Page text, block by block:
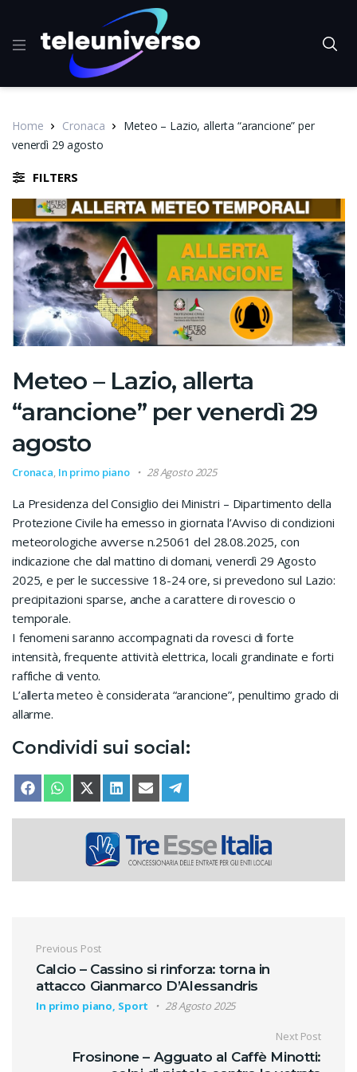
Home Cronaca
Meteo – Lazio, allerta “arancione” per
venerdì 29 agosto
FILTERS
Meteo – Lazio, allerta
“arancione” per venerdì 29
agosto
Cronaca, In primo piano 28 Agosto 2025
La Presidenza del Consiglio dei Ministri – Dipartimento della
Protezione Civile ha emesso in giornata l’Avviso di condizioni
meteorologiche avverse n.25061 del 28.08.2025, con
indicazione che dal mattino di domani, venerdì 29 Agosto
2025, e per le successive 18-24 ore, si prevedono sul Lazio:
precipitazioni sparse, anche a carattere di rovescio o
temporale.
I fenomeni saranno accompagnati da rovesci di forte
intensità, frequente attività elettrica, locali grandinate e forti
raffiche di vento.
L’allerta meteo è considerata “arancione”, penultimo grado di
allarme.
Condividi sui social:
SHARE ON
FACEBOOKSHARE ON
WHATSAPPSHARE ON
X (TWITTER)
SHARE ON
LINKEDINSHARE ON
EMAIL
Navigazione articoli
Previous Post
Calcio – Cassino si rinforza: torna in
attacco Gianmarco D’Alessandris
In primo piano, Sport 28 Agosto 2025
Next Post
Frosinone – Agguato al Caffè Minotti: